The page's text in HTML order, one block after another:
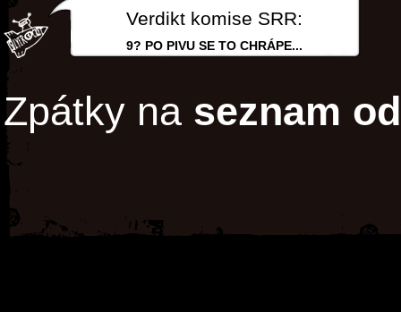
Verdikt komise SRR:
9? PO PIVU SE TO CHRÁPE...
Zpátky na seznam